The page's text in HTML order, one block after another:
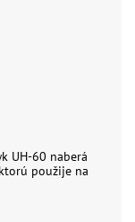
UH-60 naberá
použije na